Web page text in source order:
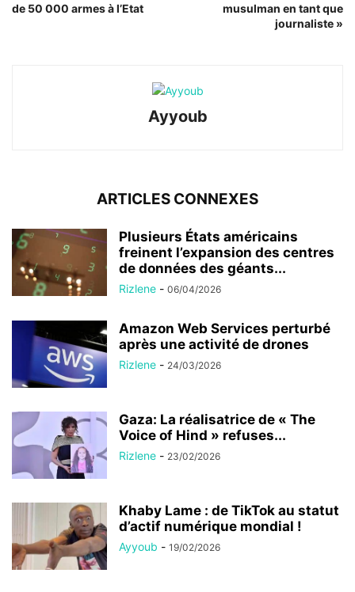
de 50 000 armes à l’Etat
musulman en tant que
journaliste »
Ayyoub
ARTICLES CONNEXES
Plusieurs États américains
freinent l’expansion des centres
de données des géants...
Rizlene - 06/04/2026
Amazon Web Services perturbé
après une activité de drones
Rizlene - 24/03/2026
Gaza: La réalisatrice de « The
Voice of Hind » refuses...
Rizlene - 23/02/2026
Khaby Lame : de TikTok au statut
d’actif numérique mondial !
Ayyoub - 19/02/2026